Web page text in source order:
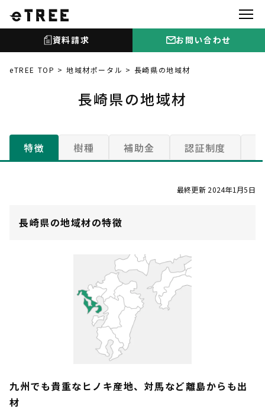
資料請求 お問い合わせ
eTREE TOP 地域材ポータル 長崎県の地域材
長崎県の地域材
特徴 樹種 補助金 認証制度
最終更新 2024年1月5日
長崎県の地域材の特徴
九州でも貴重なヒノキ産地、対馬など離島からも出
材